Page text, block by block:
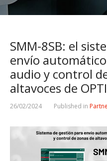
SMM-8SB: el
envío
audio y control
altavoces de
26/02/2024 Published in